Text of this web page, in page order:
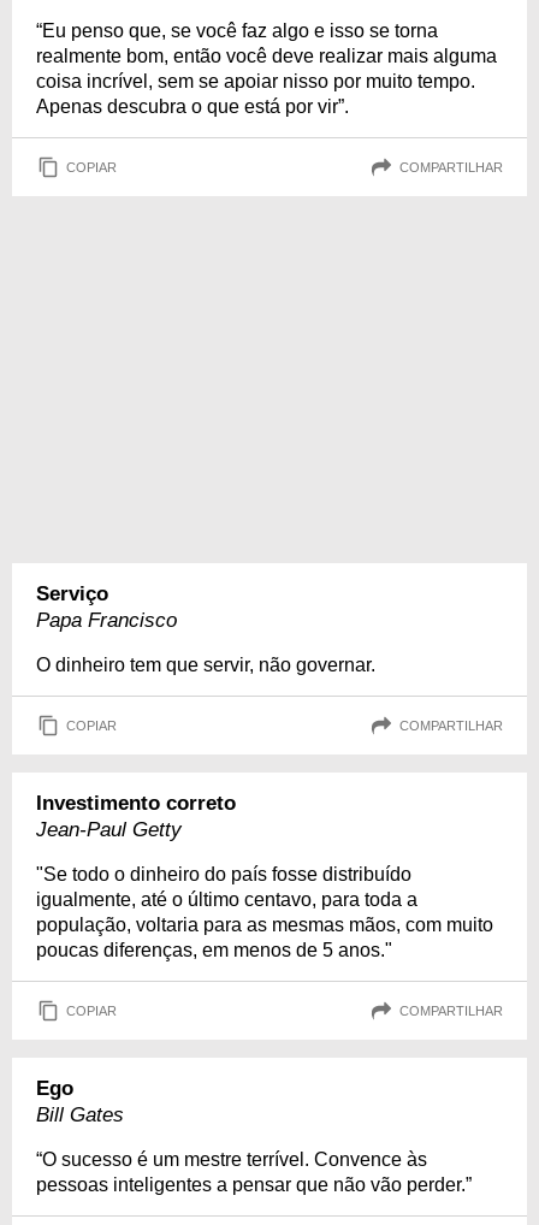
“Eu penso que, se você faz algo e isso se torna
realmente bom, então você deve realizar mais alguma
coisa incrível, sem se apoiar nisso por muito tempo.
Apenas descubra o que está por vir”.
COPIAR COMPARTILHAR
Serviço
Papa Francisco
O dinheiro tem que servir, não governar.
COPIAR COMPARTILHAR
Investimento correto
Jean-Paul Getty
"Se todo o dinheiro do país fosse distribuído
igualmente, até o último centavo, para toda a
população, voltaria para as mesmas mãos, com muito
poucas diferenças, em menos de 5 anos."
COPIAR COMPARTILHAR
Ego
Bill Gates
“O sucesso é um mestre terrível. Convence às
pessoas inteligentes a pensar que não vão perder.”